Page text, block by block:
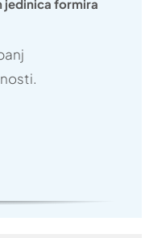
jedinica formira